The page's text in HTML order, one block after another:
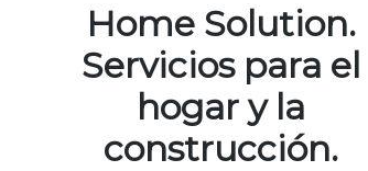
Home Solution.
Servicios para el
hogar y la
construcción.